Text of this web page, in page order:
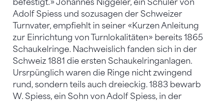
befestigt.» Johannes Niggeler, ein Schüler von
Adolf Spiess und sozusagen der Schweizer
Turnvater, empfiehlt in seiner «Kurzen Anleitung
zur Einrichtung von Turnlokalitäten» bereits 1865
Schaukelringe. Nachweislich fanden sich in der
Schweiz 1881 die ersten Schaukelringanlagen.
Ursrpünglich waren die Ringe nicht zwingend
rund, sondern teils auch dreieckig. 1883 bewarb
W. Spiess, ein Sohn von Adolf Spiess, in der